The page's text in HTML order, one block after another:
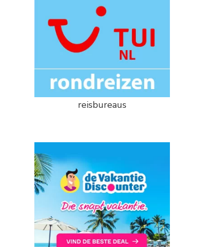
reisbureaus